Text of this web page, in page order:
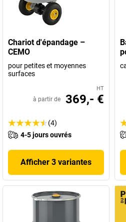
Vous y trouverez vous aussi la
Chariot d'épandage –
CEMO
pour petites et moyennes
surfaces
HT
à partir de 369,- €
(4)
4-5 jours ouvrés
Afficher 3 variantes